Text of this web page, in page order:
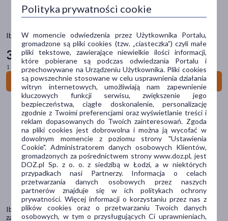
Ibuprom Zatoki Max, 400 mg + 60 mg, tabletki powlekane, 10 szt
31 79 zł
1 szt. = 3,18 zł
Do koszyka
Ibufen dla dzieci forte o smaku truskawkowym, (200mg/5ml),
zawiesina doustna, 100 ml
Odbiór w aptece
Cena
zł – zł
Marka
Aflofarm(2)
Apap(1)
Dip(2)
Excedrin(1)
Polityka prywatności cookie
W momencie odwiedzenia przez Użytkownika Portalu,
gromadzone są pliki cookies (tzw. „ciasteczka”) czyli małe
pliki tekstowe, zawierające niewielkie ilości informacji,
które pobierane są podczas odwiedzania Portalu i
przechowywane na Urządzeniu Użytkownika. Pliki cookies
są powszechnie stosowane w celu usprawnienia działania
witryn internetowych, umożliwiają nam zapewnienie
kluczowych funkcji serwisu, zwiększenie jego
bezpieczeństwa, ciągłe doskonalenie, personalizację
zgodnie z Twoimi preferencjami oraz wyświetlanie treści i
reklam dopasowanych do Twoich zainteresowań. Zgoda
na pliki cookies jest dobrowolna i można ją wycofać w
dowolnym momencie z poziomu strony "Ustawienia
Cookie". Administratorem danych osobowych Klientów,
gromadzonych za pośrednictwem strony www.doz.pl, jest
DOZ.pl Sp. z o. o. z siedzibą w Łodzi, a w niektórych
przypadkach nasi Partnerzy. Informacja o celach
przetwarzania danych osobowych przez naszych
partnerów znajduje się w ich politykach ochrony
prywatności. Więcej informacji o korzystaniu przez nas z
plików cookies oraz o przetwarzaniu Twoich danych
osobowych, w tym o przysługujących Ci uprawnieniach,